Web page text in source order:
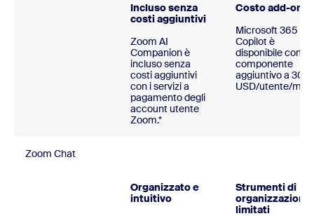
Incluso senza
costi aggiuntivi
Zoom AI
Companion è
incluso senza
costi aggiuntivi
con i servizi a
pagamento degli
account utente
Zoom.*
Costo add-on
Microsoft 365
Copilot è
disponibile come
componente
aggiuntivo a 30
USD/utente/
Zoom Chat
Organizzato e
intuitivo
Strumenti di
organizzazione
limitati